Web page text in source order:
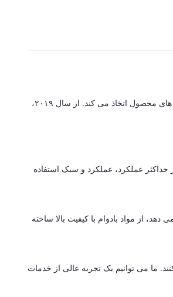
گرین لاین یک برند پیشرو در تولید لوازم جانبی است که مجهز به سیستم تولید پیشرفته با تکنولوژی است که جزئیات پیچیده را با پایه ای قوی برای ارتقای مفاهیم و ایده ها در مدل های محصول اتخاذ می کند. از سال ۲۰۱۹،
عملکرد، عملکرد و سبک استفاده
از مواد بادوام با کیفیت بالا ساخته
ما می توانیم یک تجربه عالی از خدمات